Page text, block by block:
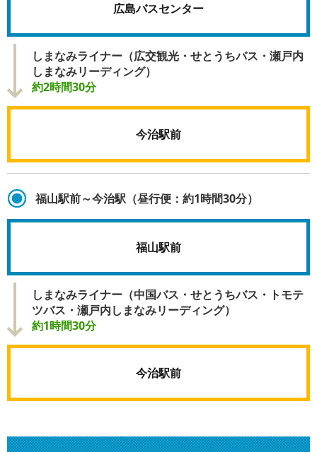
広島バスセンター
しまなみライナー（広交観光・せとうちバス・瀬戸内
しまなみリーディング）
約2時間30分
今治駅前
福山駅前～今治駅（昼行便：約1時間30分）
福山駅前
しまなみライナー（中国バス・せとうちバス・トモテ
ツバス・瀬戸内しまなみリーディング）
約1時間30分
今治駅前